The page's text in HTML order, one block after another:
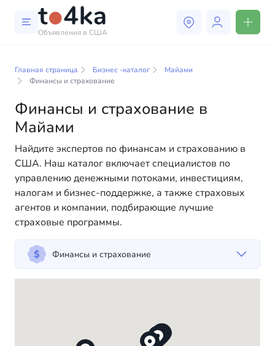
Объявления в США
В нашем каталоге бизнес-услуг вы найдете широкий
людям адаптироваться к жизни в США. Мы
предлагаем разнообразные решения как для
физических, так и для юридических лиц, чтобы
сделать вашу жизнь в Америке более комфортной и
удобной. От профессиональных консультаций до
повседневной помощи — у нас есть всё
необходимое для успешного начала вашей новой
жизни в США
Главная страница Бизнес -каталог
Майами
Финансы и страхование
Финансы и страхование в
Майами
Найдите экспертов по финансам и страхованию в
США. Наш каталог включает специалистов по
управлению денежными потоками, инвестициям,
налогам и бизнес-поддержке, а также страховых
агентов и компании, подбирающие лучшие
страховые программы.
Финансы и страхование